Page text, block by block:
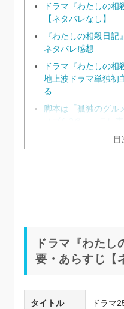
ドラマ『わたしの相
【ネタバレなし】
『わたしの相殺日
ネタバレ感想
ドラマ『わたしの
地上波ドラマ単独初
る
脚本は「孤独のグル
ドラマ『わたしの相
目
ドラマ『わた
要・あらすじ【
タイトル ドラマ